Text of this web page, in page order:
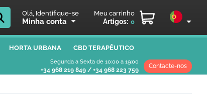
Olá, Identifique-se
Minha conta
Meu carrinho
Artigos: 0
HORTA URBANA CBD TERAPÊUTICO
Segunda a Sexta de 10:00 a 19:00
+34 968 219 849 / +34 968 223 759
Contacte-nos